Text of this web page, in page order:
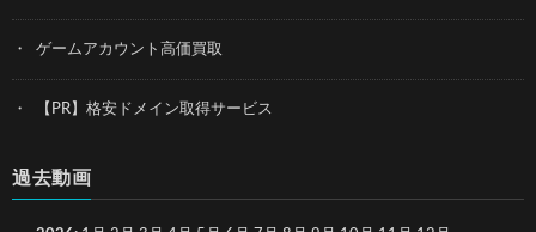
ゲームアカウント高価買取
【PR】格安ドメイン取得サービス
過去動画